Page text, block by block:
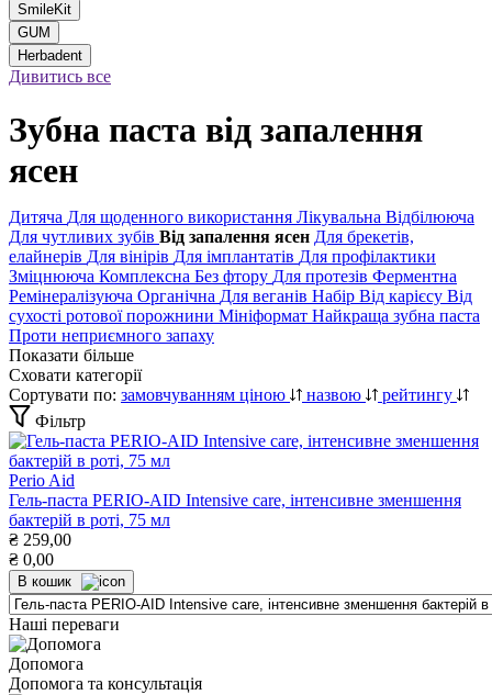
SmileKit
GUM
Herbadent
Дивитись все
Зубна паста від запалення
ясен
Дитяча Для щоденного використання Лікувальна Відбілююча
Для чутливих зубів Від запалення ясен Для брекетів,
елайнерів Для вінірів Для імплантатів Для профілактики
Зміцнююча Комплексна Без фтору Для протезів Ферментна
Ремінералізуюча Органічна Для веганів Набір Від карієсу Від
сухості ротової порожнини Мініформат Найкраща зубна паста
Проти неприємного запаху
Показати більше
Сховати категорії
Сортувати по: замовчуванням ціною назвою
рейтингу
Фільтр
Perio Aid
Гель-паста PERIO-AID Intensive care, інтенсивне зменшення
бактерій в роті, 75 мл
₴ 259,00
₴ 0,00
В кошик
Наші переваги
Допомога
Допомога та консультація